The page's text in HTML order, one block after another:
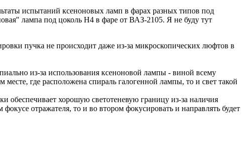
испытаний ксеноновых ламп в фарах разных типов под
лампа под цоколь H4 в фаре от ВАЗ-2105. Я не буду тут
пучка не происходит даже из-за микроскопических люфтов в
из-за использования ксеноновой лампы - виной всему
где расположена спираль галогенной лампы, то и свет такой
обеспечивает хорошую светотеневую границу из-за наличия
отражателя, то и во втором фокусировать и направлять будет